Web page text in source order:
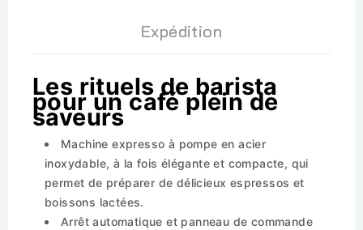
Expédition
Les rituels de barista
pour un café plein de
saveurs
Machine expresso à pompe en acier
inoxydable, à la fois élégante et compacte, qui
permet de préparer de délicieux espressos et
boissons lactées.
Arrêt automatique et panneau de commande